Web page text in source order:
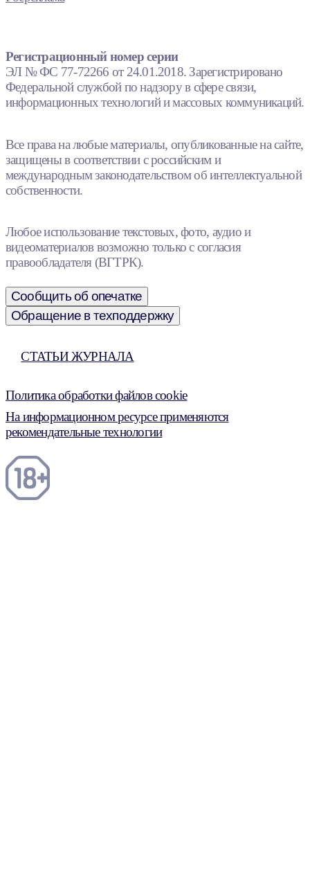
Регистрационный номер серии
ЭЛ № ФС 77-72266 от 24.01.2018. Зарегистрировано
Федеральной службой по надзору в сфере связи,
информационных технологий и массовых коммуникаций.
Все права на любые материалы, опубликованные на сайте,
защищены в соответствии с российским и
международным законодательством об интеллектуальной
собственности.
Любое использование текстовых, фото, аудио и
видеоматериалов возможно только с согласия
правообладателя (ВГТРК).
Сообщить об опечатке
Обращение в техподдержку
СТАТЬИ ЖУРНАЛА
Политика обработки файлов cookie
На информационном ресурсе применяются
рекомендательные технологии